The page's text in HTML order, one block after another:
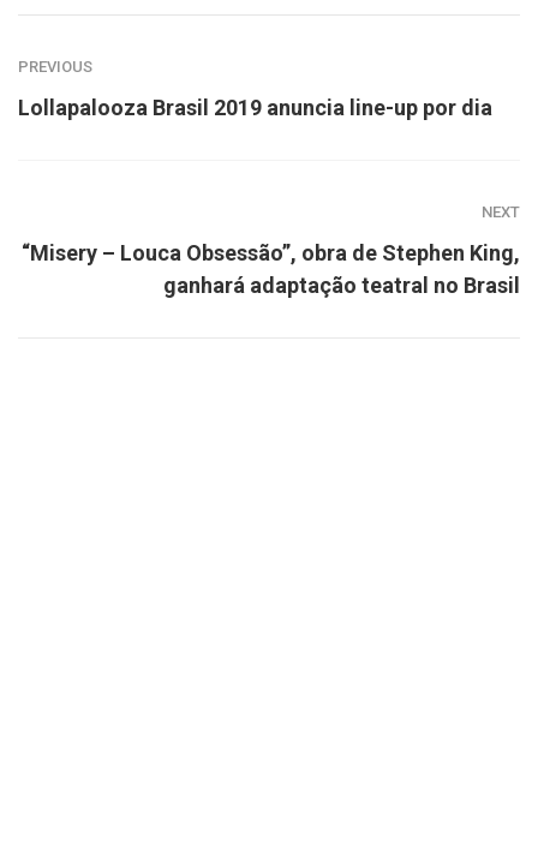
PREVIOUS
Lollapalooza Brasil 2019 anuncia line-up por dia
NEXT
“Misery – Louca Obsessão”, obra de Stephen King,
ganhará adaptação teatral no Brasil